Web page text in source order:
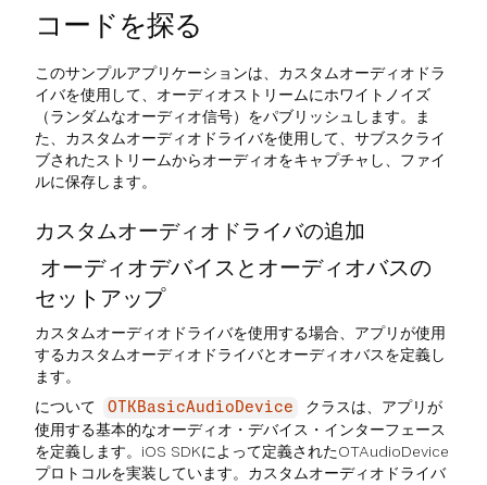
コードを探る
このサンプルアプリケーションは、カスタムオーディオドラ
イバを使用して、オーディオストリームにホワイトノイズ
（ランダムなオーディオ信号）をパブリッシュします。ま
た、カスタムオーディオドライバを使用して、サブスクライ
ブされたストリームからオーディオをキャプチャし、ファイ
ルに保存します。
カスタムオーディオドライバの追加
オーディオデバイスとオーディオバスの
セットアップ
カスタムオーディオドライバを使用する場合、アプリが使用
するカスタムオーディオドライバとオーディオバスを定義し
ます。
について
OTKBasicAudioDevice
クラスは、アプリが
使用する基本的なオーディオ・デバイス・インターフェース
を定義します。iOS SDKによって定義されたOTAudioDevice
プロトコルを実装しています。カスタムオーディオドライバ